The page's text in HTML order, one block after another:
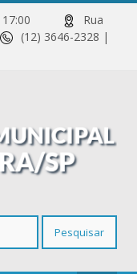
às 17:00
Rua
(12) 3646-2328 |